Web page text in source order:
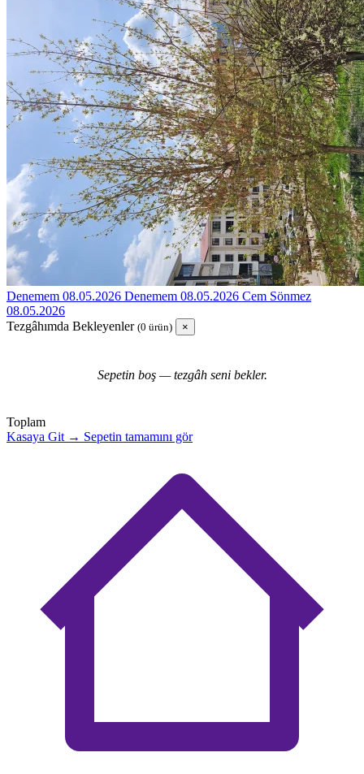
Denemem 08.05.2026 Denemem 08.05.2026 Cem Sönmez
08.05.2026
Tezgâhımda Bekleyenler (0 ürün) ×
Sepetin boş — tezgâh seni bekler.
Toplam
Kasaya Git → Sepetin tamamını gör